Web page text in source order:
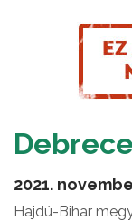
2021.
Hajdú-Bihar